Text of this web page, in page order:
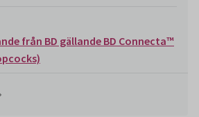
från BD gällande BD Connecta™